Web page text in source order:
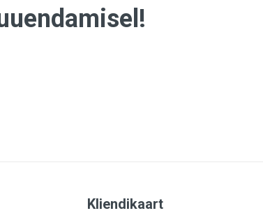
Kliendikaart